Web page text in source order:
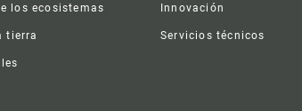
los ecosistemas
tierra
Innovación
Servicios técnicos